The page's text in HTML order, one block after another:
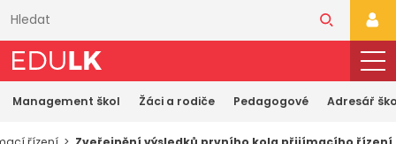
obsahu
Management škol Žáci a rodiče Pedagogové Adresář